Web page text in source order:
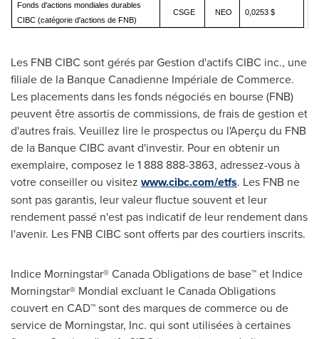
Fonds d'actions mondiales durables
CIBC (catégorie d'actions de FNB)
CSGE NEO 0,0253 $
Les FNB CIBC sont gérés par Gestion d'actifs CIBC inc., une
filiale de la Banque Canadienne Impériale de Commerce.
Les placements dans les fonds négociés en bourse (FNB)
peuvent être assortis de commissions, de frais de gestion et
d'autres frais. Veuillez lire le prospectus ou l'Aperçu du FNB
de la Banque CIBC avant d'investir. Pour en obtenir un
exemplaire, composez le 1 888 888-3863, adressez-vous à
votre conseiller ou visitez www.cibc.com/etfs. Les FNB ne
sont pas garantis, leur valeur fluctue souvent et leur
rendement passé n'est pas indicatif de leur rendement dans
l'avenir. Les FNB CIBC sont offerts par des courtiers inscrits.
Indice Morningstar® Canada Obligations de base™ et Indice
Morningstar® Mondial excluant le Canada Obligations
couvert en CAD™ sont des marques de commerce ou de
service de Morningstar, Inc. qui sont utilisées à certaines